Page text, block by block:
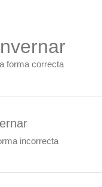
forma correcta
incorrecta